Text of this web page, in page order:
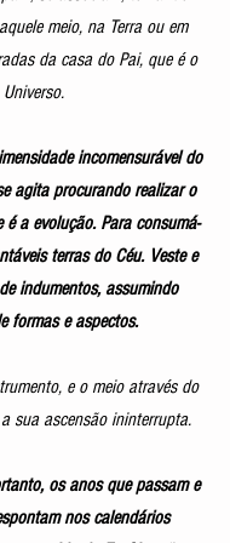
meio, na Terra ou em
da casa do Pai, que é o
Universo.
incomensurável do
agita procurando realizar o
a evolução. Para consumá-
terras do Céu. Veste e
indumentos, assumindo
formas e aspectos.
e o meio através do
sua ascensão ininterrupta.
os anos que passam e
nos calendários